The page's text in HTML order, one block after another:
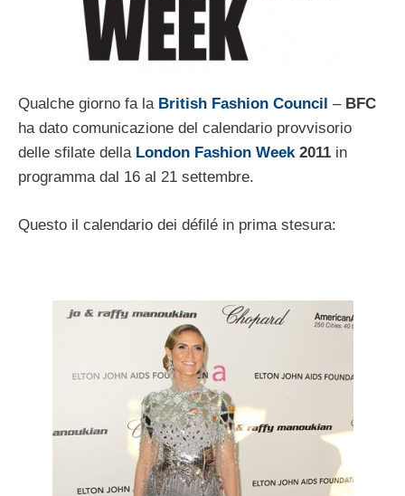
Qualche giorno fa la British Fashion Council – BFC
ha dato comunicazione del calendario provvisorio
delle sfilate della London Fashion Week2011 in
programma dal 16 al 21 settembre.
Questo il calendario dei défilé in prima stesura: